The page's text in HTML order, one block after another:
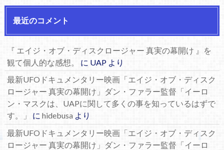
最近のコメント
『 エイジ・オブ・ディスクロージャー 真実の幕開け 』を
観て個人的な感想。
に UAPより
最新UFOドキュメンタリー映画「エイジ・オブ・ディスク
ロージャー 真実の幕開け」ダン・ファラー監督「イーロ
ン・マスクは、UAPに関して多くの事を知っているはずで
す。」
に hidebusaより
最新UFOドキュメンタリー映画「エイジ・オブ・ディスク
ロージャー 真実の幕開け」ダン・ファラー監督「イーロ